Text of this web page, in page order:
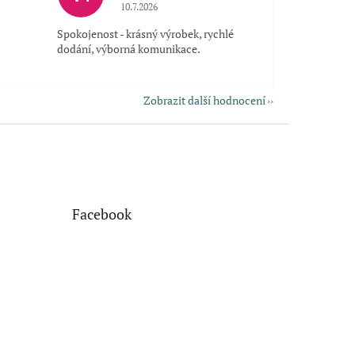
10.7.2026
Spokojenost - krásný výrobek, rychlé
dodání, výborná komunikace.
Zobrazit další hodnocení
Facebook